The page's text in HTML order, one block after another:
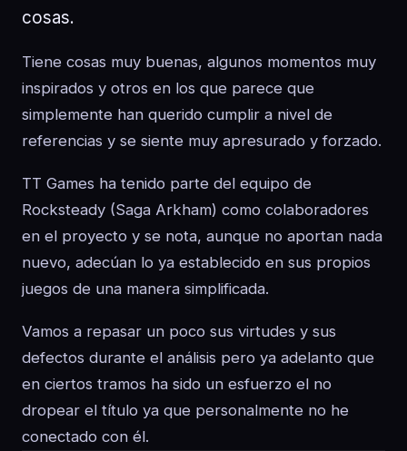
cosas.
Tiene cosas muy buenas, algunos momentos muy
inspirados y otros en los que parece que
simplemente han querido cumplir a nivel de
referencias y se siente muy apresurado y forzado.
TT Games ha tenido parte del equipo de
Rocksteady (Saga Arkham) como colaboradores
en el proyecto y se nota, aunque no aportan nada
nuevo, adecúan lo ya establecido en sus propios
juegos de una manera simplificada.
Vamos a repasar un poco sus virtudes y sus
defectos durante el análisis pero ya adelanto que
en ciertos tramos ha sido un esfuerzo el no
dropear el título ya que personalmente no he
conectado con él.